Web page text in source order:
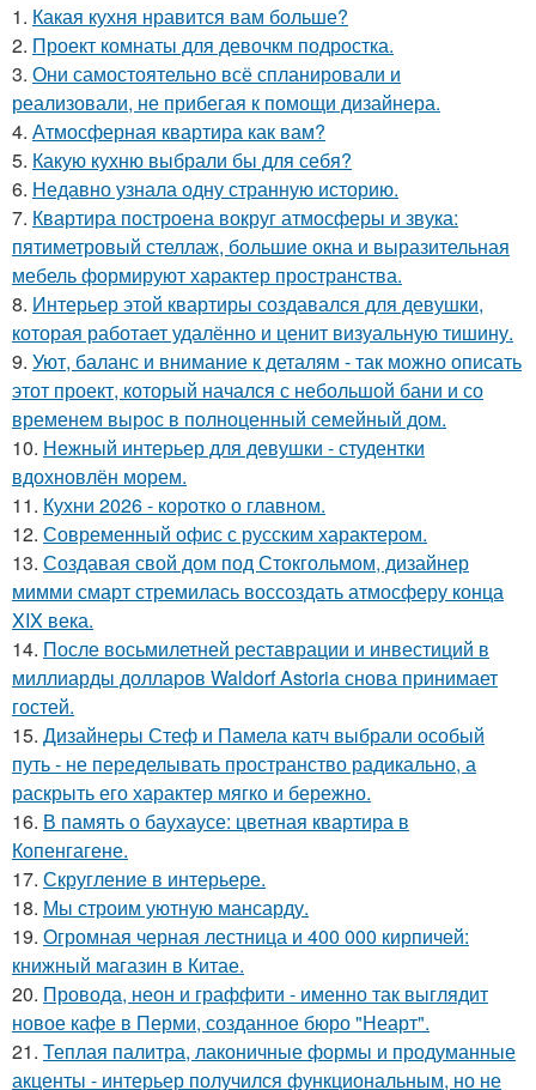
1. Какая кухня нравится вам больше?
2. Проект комнаты для девочкм подростка.
3. Они самостоятельно всё спланировали и
реализовали, не прибегая к помощи дизайнера.
4. Атмосферная квартира как вам?
5. Какую кухню выбрали бы для себя?
6. Недавно узнала одну странную историю.
7. Квартира построена вокруг атмосферы и звука:
пятиметровый стеллаж, большие окна и выразительная
мебель формируют характер пространства.
8. Интерьер этой квартиры создавался для девушки,
которая работает удалённо и ценит визуальную тишину.
9. Уют, баланс и внимание к деталям - так можно описать
этот проект, который начался с небольшой бани и со
временем вырос в полноценный семейный дом.
10. Нежный интерьер для девушки - студентки
вдохновлён морем.
11. Кухни 2026 - коротко о главном.
12. Современный офис с русским характером.
13. Создавая свой дом под Стокгольмом, дизайнер
мимми смарт стремилась воссоздать атмосферу конца
XIX века.
14. После восьмилетней реставрации и инвестиций в
миллиарды долларов Waldorf Astoria снова принимает
гостей.
15. Дизайнеры Стеф и Памела катч выбрали особый
путь - не переделывать пространство радикально, а
раскрыть его характер мягко и бережно.
16. В память о баухаусе: цветная квартира в
Копенгагене.
17. Скругление в интерьере.
18. Мы строим уютную мансарду.
19. Огромная черная лестница и 400 000 кирпичей:
книжный магазин в Китае.
20. Провода, неон и граффити - именно так выглядит
новое кафе в Перми, созданное бюро "Неарт".
21. Теплая палитра, лаконичные формы и продуманные
акценты - интерьер получился функциональным, но не